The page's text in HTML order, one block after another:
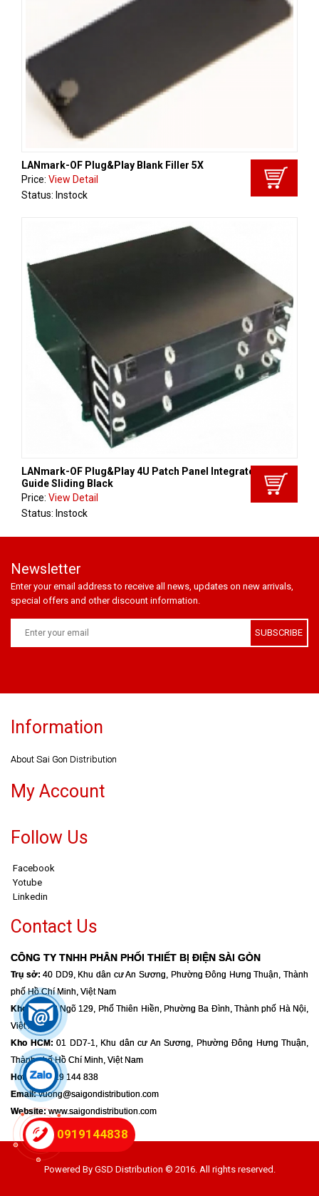
LANmark-OF Plug&Play Blank Filler 5X
Price: View Detail
Status: Instock
LANmark-OF Plug&Play 4U Patch Panel Integrated Cord
Guide Sliding Black
Price: View Detail
Status: Instock
Newsletter
Enter your email address to receive all news, updates on new arrivals,
special offers and other discount information.
SUBSCRIBE
0919144838
Information
About Sai Gon Distribution
My Account
Follow Us
Facebook
Yotube
Linkedin
Contact Us
CÔNG TY TNHH PHÂN PHỐI THIẾT BỊ ĐIỆN SÀI GÒN
Trụ sở: 40 DD9, Khu dân cư An Sương, Phường Đông Hưng Thuận, Thành
phố Hồ Chí Minh, Việt Nam
Kho HN:39 Ngõ 129, Phố Thiên Hiền, Phường Ba Đình, Thành phố Hà Nội,
Việt Nam
Kho HCM: 01 DD7-1, Khu dân cư An Sương, Phường Đông Hưng Thuận,
Thành phố Hồ Chí Minh, Việt Nam
Hotline:0919 144 838
Email:vuong@saigondistribution.com
Website:www.saigondistribution.com
Powered By GSD Distribution © 2016. All rights reserved.